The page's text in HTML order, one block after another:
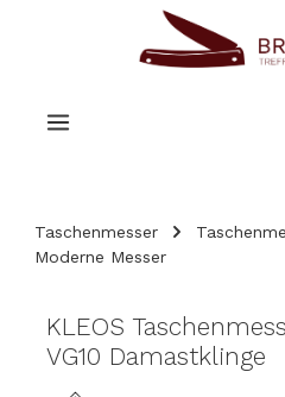
Taschenmesser
Moderne Messer
KLEOS
VG10 Damastklinge